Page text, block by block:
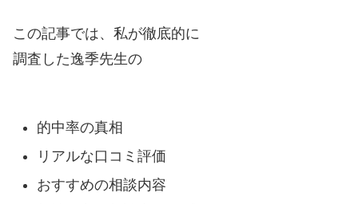
この記事では、私が徹底的に
調査した逸季先生の
的中率の真相
リアルな口コミ評価
おすすめの相談内容